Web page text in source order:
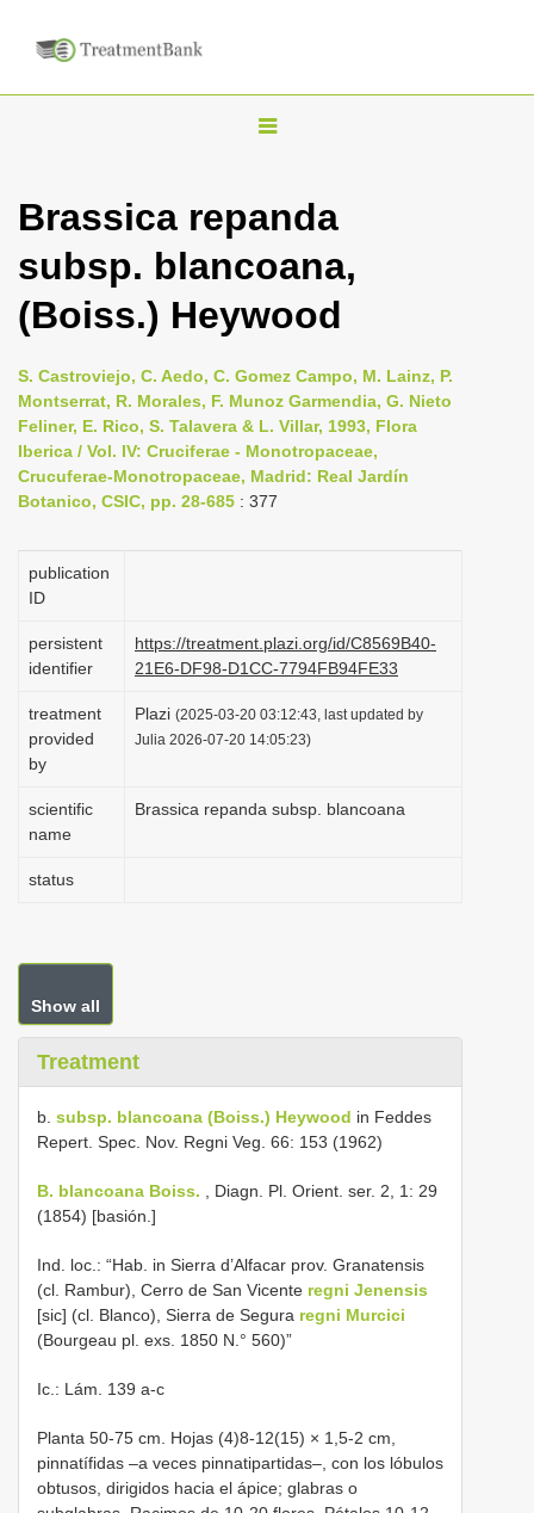
T
g
l
n
v
i
g
a
Brassica repanda
subsp. blancoana,
(Boiss.) Heywood
S. Castroviejo, C. Aedo, C. Gomez Campo, M. Lainz, P.
Montserrat, R. Morales, F. Munoz Garmendia, G. Nieto
Feliner, E. Rico, S. Talavera & L. Villar, 1993, Flora
Iberica / Vol. IV: Cruciferae - Monotropaceae,
Crucuferae-Monotropaceae, Madrid: Real Jardín
Botanico, CSIC, pp. 28-685 : 377
publication
ID
persistent
identifier
https://treatment.plazi.org/id/C8569B40-
21E6-DF98-D1CC-7794FB94FE33
treatment
provided
by
Plazi (2025-03-20 03:12:43, last updated by
Julia 2026-07-20 14:05:23)
scientific
name
Brassica repanda subsp. blancoana
status
Show all
Treatment
b. subsp. blancoana (Boiss.) Heywood in Feddes
Repert. Spec. Nov. Regni Veg. 66: 153 (1962)
B. blancoana Boiss. , Diagn. Pl. Orient. ser. 2, 1: 29
(1854) [basión.]
Ind. loc.: “Hab. in Sierra d’Alfacar prov. Granatensis
(cl. Rambur), Cerro de San Vicente regni Jenensis
[sic] (cl. Blanco), Sierra de Segura regni Murcici
(Bourgeau pl. exs. 1850 N.° 560)”
Ic.: Lám. 139 a-c
Planta 50-75 cm. Hojas (4)8-12(15) × 1,5-2 cm,
pinnatífidas –a veces pinnatipartidas–, con los lóbulos
obtusos, dirigidos hacia el ápice; glabras o